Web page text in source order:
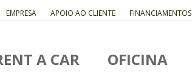
EMPRESA APOIO AO CLIENTE FINANCIAMENTOS
A CAR OFICINA